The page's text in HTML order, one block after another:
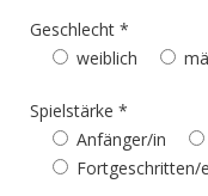
Geschlecht *
weiblich
Spielstärke *
Anfänger/in
Fortgeschritten/e